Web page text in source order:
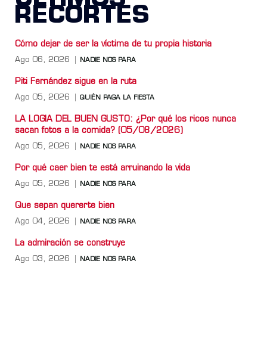
RECORTES
Cómo dejar de ser la víctima de tu propia historia
Ago 06, 2026 NADIE NOS PARA
Piti Fernández sigue en la ruta
Ago 05, 2026 QUIÉN PAGA LA FIESTA
LA LOGIA DEL BUEN GUSTO: ¿Por qué los ricos nunca
sacan fotos a la comida? (05/08/2026)
Ago 05, 2026 NADIE NOS PARA
Por qué caer bien te está arruinando la vida
Ago 05, 2026 NADIE NOS PARA
Que sepan quererte bien
Ago 04, 2026 NADIE NOS PARA
La admiración se construye
Ago 03, 2026 NADIE NOS PARA